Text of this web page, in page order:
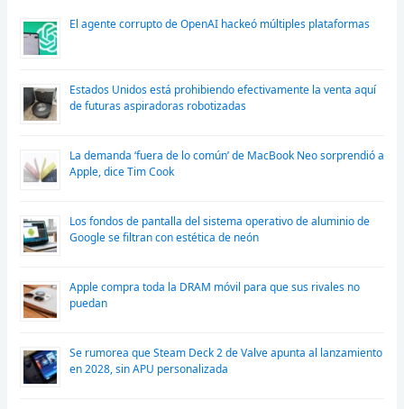
El agente corrupto de OpenAI hackeó múltiples plataformas
Estados Unidos está prohibiendo efectivamente la venta aquí
de futuras aspiradoras robotizadas
La demanda ‘fuera de lo común’ de MacBook Neo sorprendió a
Apple, dice Tim Cook
Los fondos de pantalla del sistema operativo de aluminio de
Google se filtran con estética de neón
Apple compra toda la DRAM móvil para que sus rivales no
puedan
Se rumorea que Steam Deck 2 de Valve apunta al lanzamiento
en 2028, sin APU personalizada